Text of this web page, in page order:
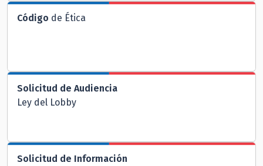
Código de Ética
Solicitud de Audiencia
Ley del Lobby
Solicitud de Información